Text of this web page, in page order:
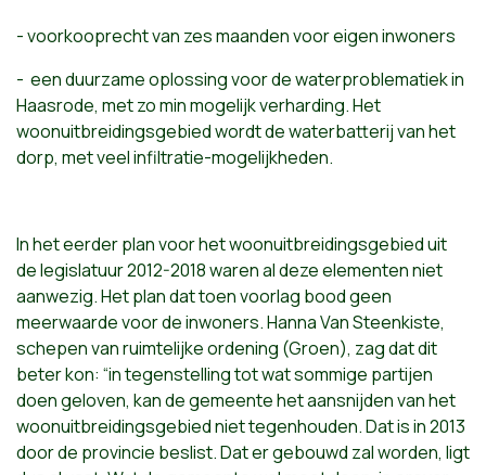
- voorkooprecht van zes maanden voor eigen inwoners
- een duurzame oplossing voor de waterproblematiek in
Haasrode, met zo min mogelijk verharding. Het
woonuitbreidingsgebied wordt de waterbatterij van het
dorp, met veel infiltratie-mogelijkheden.
In het eerder plan voor het woonuitbreidingsgebied uit
de legislatuur 2012-2018 waren al deze elementen niet
aanwezig. Het plan dat toen voorlag bood geen
meerwaarde voor de inwoners. Hanna Van Steenkiste,
schepen van ruimtelijke ordening (Groen), zag dat dit
beter kon: “in tegenstelling tot wat sommige partijen
doen geloven, kan de gemeente het aansnijden van het
woonuitbreidingsgebied niet tegenhouden. Dat is in 2013
door de provincie beslist. Dat er gebouwd zal worden, ligt